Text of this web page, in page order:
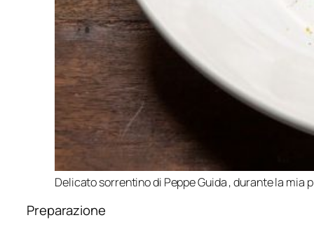
Delicato sorrentino di Peppe Guida , durante la mia
Preparazione